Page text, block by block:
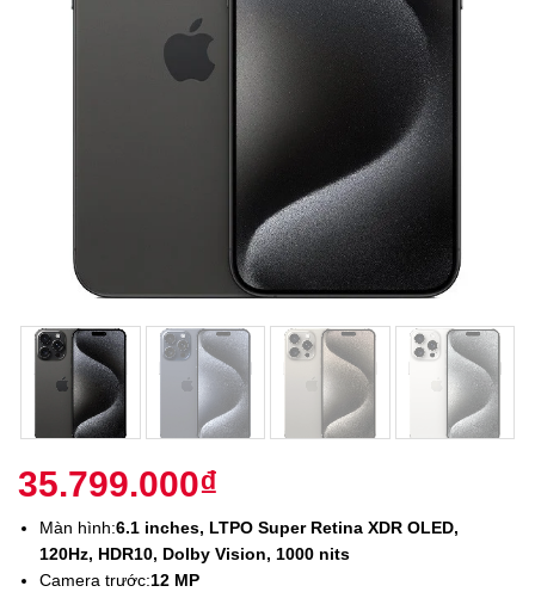
35.799.000₫
Màn hình:6.1 inches, LTPO Super Retina XDR OLED,
120Hz, HDR10, Dolby Vision, 1000 nits
Camera trước:12 MP